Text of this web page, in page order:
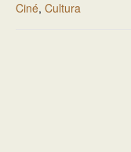
Ciné, Cultura